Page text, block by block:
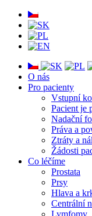
O nás
Pro pacienty
Vstupní
Pacient je
Nadační
Práva a
Ztráty a
Žádosti
Co léčíme
Prostata
Prsy
Hlava a
Centrální
Lymfomy